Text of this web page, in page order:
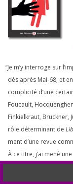
“Je m’y inter­roge sur
dès après Mai-68, et
com­pli­ci­té d’une
Foucault,
Finkielkraut, Bruckner,
rôle déter­mi­nant de
ment d’une revue
À ce titre, j’ai mené
très actuelle de notre